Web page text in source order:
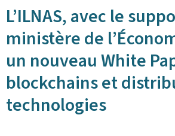
L’ILNAS, avec le
ministère de
un nouveau White
blockchains et
technologies